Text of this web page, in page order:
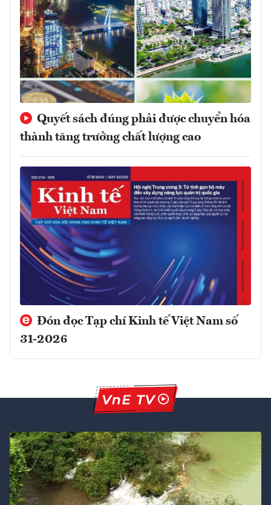
Quyết sách đúng phải được chuyển hóa
thành tăng trưởng chất lượng cao
Đón đọc Tạp chí Kinh tế Việt Nam số
31-2026